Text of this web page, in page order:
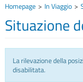
IL CCISS
INFO E MEDIA
Homepage In Viaggio
Situazione
La rilevazione della
disabilitata.